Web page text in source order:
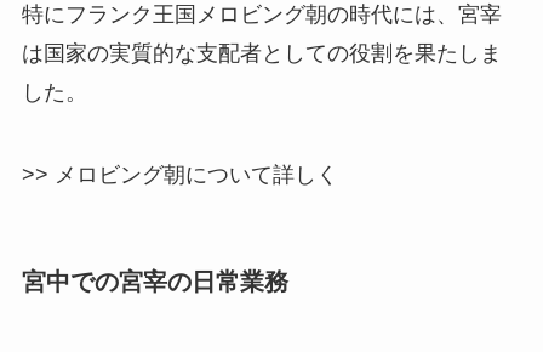
特にフランク王国メロビング朝の時代には、宮宰
は国家の実質的な支配者としての役割を果たしま
した。
>> メロビング朝について詳しく
宮中での宮宰の日常業務